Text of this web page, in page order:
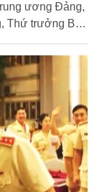
ương Đảng,
Thứ trưởng Bộ